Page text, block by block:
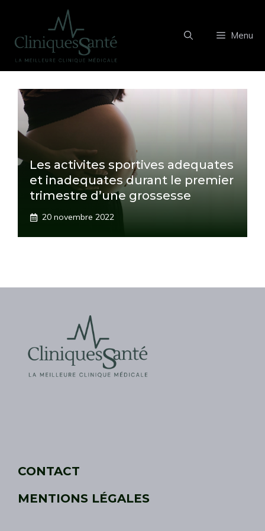
contenu
Menu
Les activites sportives adequates
et inadequates durant le premier
trimestre d’une grossesse
20 novembre 2022
CONTACT
MENTIONS LÉGALES